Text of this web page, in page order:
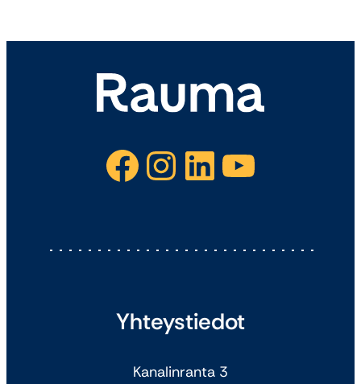
Facebook Instagram LinkedIn YouTube
Yhteystiedot
Kanalinranta 3